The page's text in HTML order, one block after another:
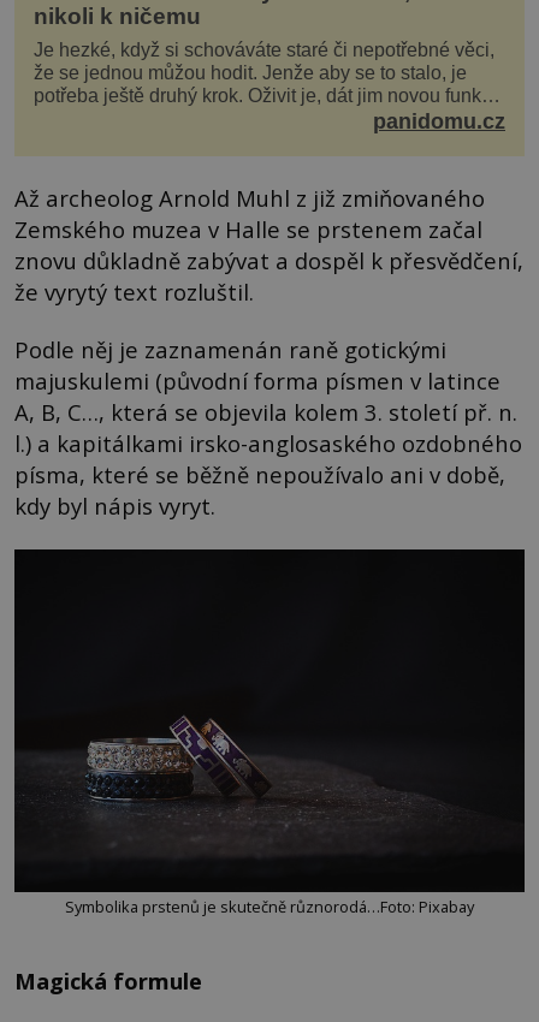
nikoli k ničemu
Je hezké, když si schováváte staré či nepotřebné věci,
že se jednou můžou hodit. Jenže aby se to stalo, je
potřeba ještě druhý krok. Oživit je, dát jim novou funkci
panidomu.cz
Až archeolog Arnold Muhl z již zmiňovaného
Zemského muzea v Halle se prstenem začal
znovu důkladně zabývat a dospěl k přesvědčení,
že vyrytý text rozluštil.
Podle něj je zaznamenán raně gotickými
majuskulemi (původní forma písmen v latince
A, B, C…, která se objevila kolem 3. století př. n.
l.) a kapitálkami irsko-anglosaského ozdobného
písma, které se běžně nepoužívalo ani v době,
kdy byl nápis vyryt.
Symbolika prstenů je skutečně různorodá…Foto: Pixabay
Magická formule